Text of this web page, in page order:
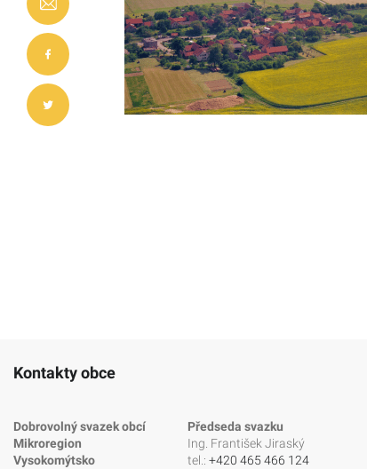
Kontakty obce
Dobrovolný svazek obcí
Mikroregion
Vysokomýtsko
Předseda svazku
Ing. František Jiraský
tel.: +420 465 466 124